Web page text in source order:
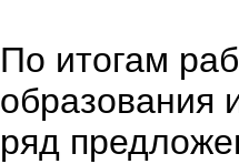
По итогам
образования
ряд